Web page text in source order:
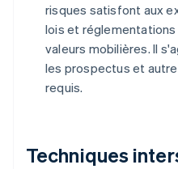
risques satisfont aux
lois et
valeurs mobilières. Il
les prospectus et
requis.
Techniques